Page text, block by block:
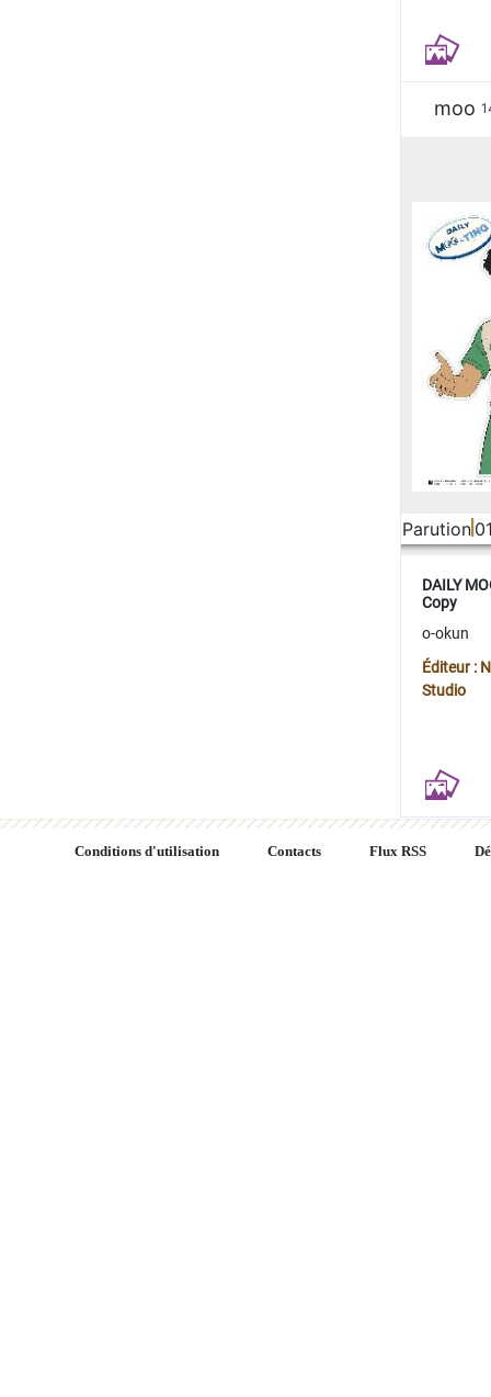
moo
Parution
DAILY
Copy
o-okun
Éditeur :
Studio
Conditions d'utilisation Contacts Flux RSS